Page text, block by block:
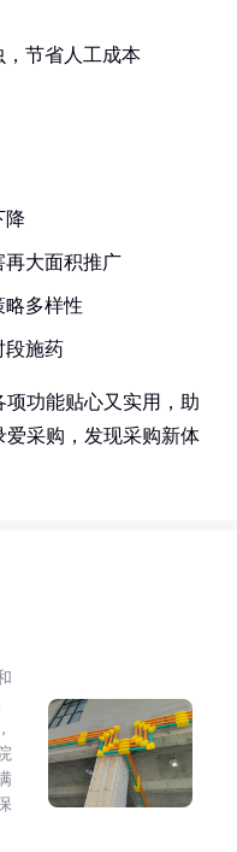
，节省人工成本
降
再大面积推广
略多样性
段施药
功能贴心又实用，助
采购，发现采购新体